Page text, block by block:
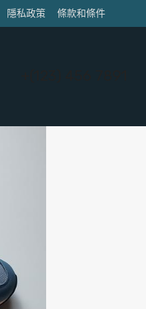
隱私政策 條款和條件